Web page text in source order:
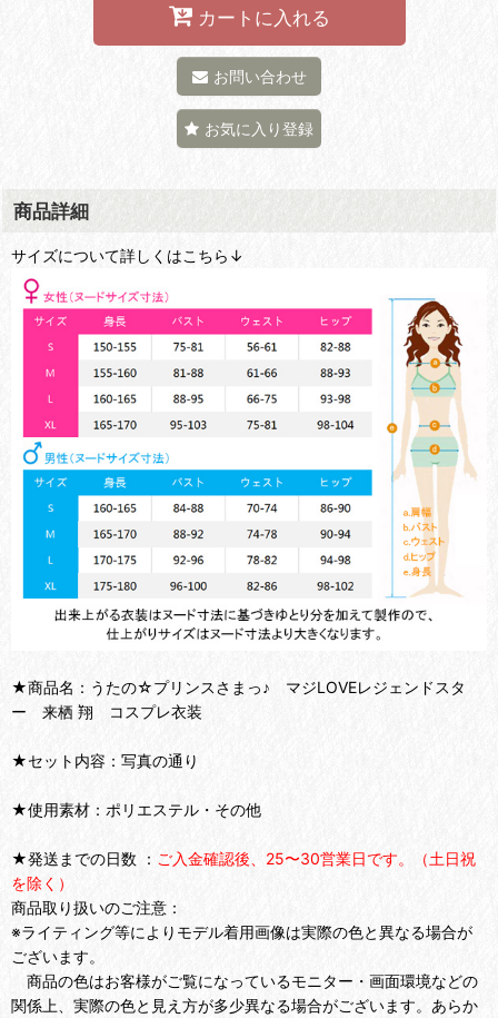
カートに入れる
お問い合わせ
お気に入り登録
商品詳細
サイズについて詳しくはこちら↓
★商品名：うたの☆プリンスさまっ♪ マジLOVEレジェンドスタ
ー 来栖 翔 コスプレ衣装
★セット内容：写真の通り
★使用素材：ポリエステル・その他
★発送までの日数 ： ご入金確認後、25〜30営業日です。（土日祝
を除く）
商品取り扱いのご注意：
※ライティング等によりモデル着用画像は実際の色と異なる場合が
ございます。
商品の色はお客様がご覧になっているモニター・画面環境などの
関係上、実際の色と見え方が多少異なる場合がございます。あらか